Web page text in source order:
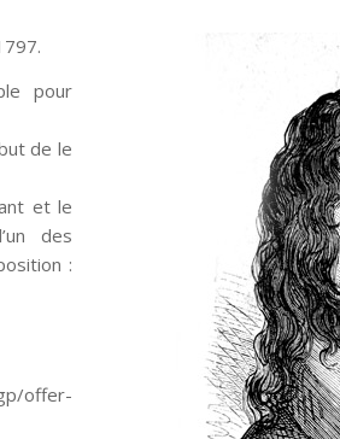
pour
de le
et le
des
:
offer-